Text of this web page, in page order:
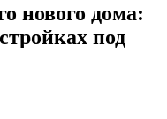
нового дома:
под